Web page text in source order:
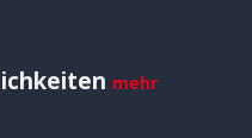
mehr